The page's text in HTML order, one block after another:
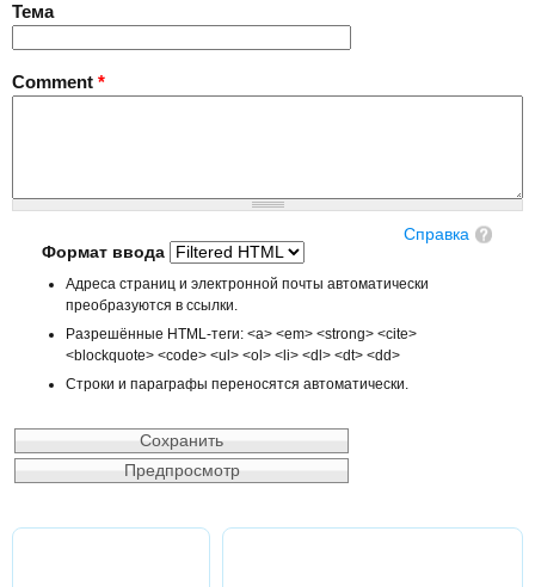
Тема
Comment *
Справка
Формат ввода
Адреса страниц и электронной почты автоматически
преобразуются в ссылки.
Разрешённые HTML-теги: <a> <em> <strong> <cite>
<blockquote> <code> <ul> <ol> <li> <dl> <dt> <dd>
Строки и параграфы переносятся автоматически.